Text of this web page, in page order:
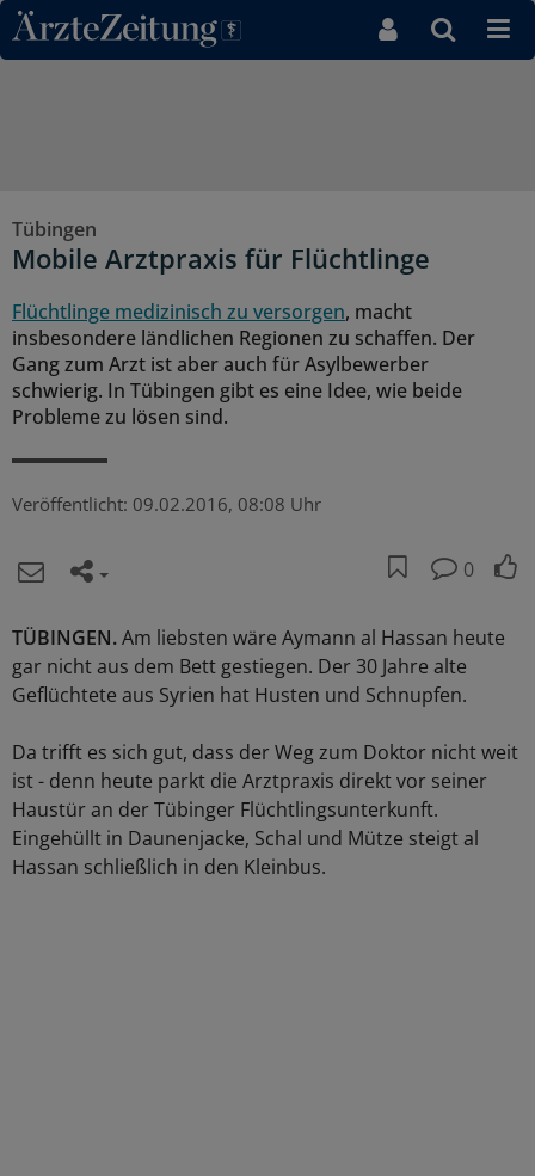
Direkt zum Inhaltsbereich
Tübingen
Mobile Arztpraxis für Flüchtlinge
Flüchtlinge medizinisch zu versorgen, macht
insbesondere ländlichen Regionen zu schaffen. Der
Gang zum Arzt ist aber auch für Asylbewerber
schwierig. In Tübingen gibt es eine Idee, wie beide
Probleme zu lösen sind.
Veröffentlicht: 09.02.2016, 08:08 Uhr
0
TÜBINGEN.Am liebsten wäre Aymann al Hassan heute
gar nicht aus dem Bett gestiegen. Der 30 Jahre alte
Geflüchtete aus Syrien hat Husten und Schnupfen.
Da trifft es sich gut, dass der Weg zum Doktor nicht weit
ist - denn heute parkt die Arztpraxis direkt vor seiner
Haustür an der Tübinger Flüchtlingsunterkunft.
Eingehüllt in Daunenjacke, Schal und Mütze steigt al
Hassan schließlich in den Kleinbus.